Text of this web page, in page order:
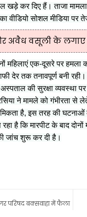
खड़े कर दिए हैं। ताजा
वीडियो सोशल मीडिया पर
और अवैध वसूली के
महिलाएं एक-दूसरे पर
देर तक तनावपूर्ण बनी
अस्पताल की सुरक्षा
ने मामले को गंभीरता
है, इस तरह की घटनाओं
रहा है कि मारपीट के बाद
जांच शुरू कर दी है।
परिषद बक्सवाहा में फैला